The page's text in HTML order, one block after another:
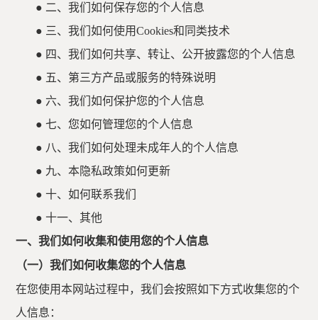
● 二、我们如何保存您的个人信息
● 三、我们如何使用Cookies和同类技术
● 四、我们如何共享、转让、公开披露您的个人信息
● 五、第三方产品或服务的特殊说明
● 六、我们如何保护您的个人信息
●七、您如何管理您的个人信息
● 八、我们如何处理未成年人的个人信息
● 九、本隐私政策如何更新
●十、如何联系我们
●十一、其他
一、我们如何收集和使用您的个人信息
（一）我们如何收集您的个人信息
在您使用本网站过程中，我们会按照如下方式收集您的个
人信息：